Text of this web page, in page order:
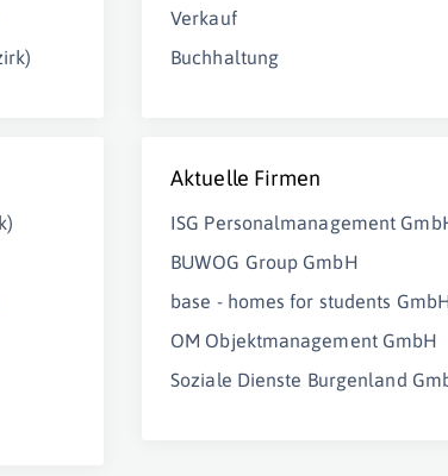
Verkauf
Buchhaltung
Aktuelle Firmen
ISG Personalmanagement
BUWOG Group GmbH
base - homes for students
OM Objektmanagement GmbH
Soziale Dienste Burgenland